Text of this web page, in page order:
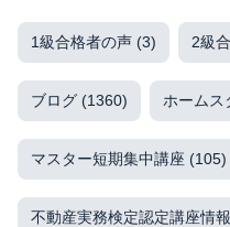
1級合格者の声 (3) 2級
ブログ (1360) ホームス
マスター短期集中講座 (105)
不動産実務検定認定講座情報